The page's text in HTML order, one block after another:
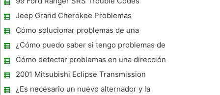
Jeep Grand Cherokee Problemas
Cómo solucionar problemas de una
transmisión en un Chevy Blazer 2001
¿Cómo puedo saber si tengo problemas de
montaje del motor?
Cómo detectar problemas en una dirección
Estabilizador
2001 Mitsubishi Eclipse Transmission
Solución de problemas
¿Es necesario un nuevo alternador y la